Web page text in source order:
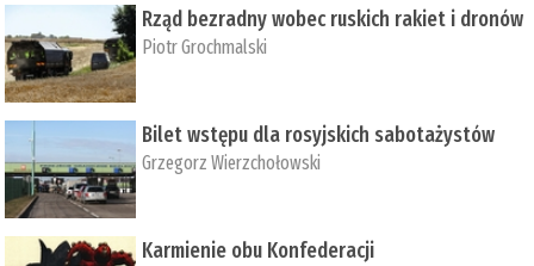
Rząd bezradny wobec ruskich rakiet i dronów
Piotr Grochmalski
Bilet wstępu dla rosyjskich sabotażystów
Grzegorz Wierzchołowski
Karmienie obu Konfederacji